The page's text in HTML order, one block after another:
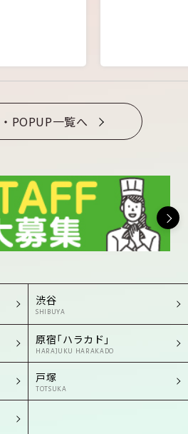
POPUP一覧へ
渋谷
SHIBUYA
原宿「ハラカド」
HARAJUKU HARAKADO
戸塚
TOTSUKA